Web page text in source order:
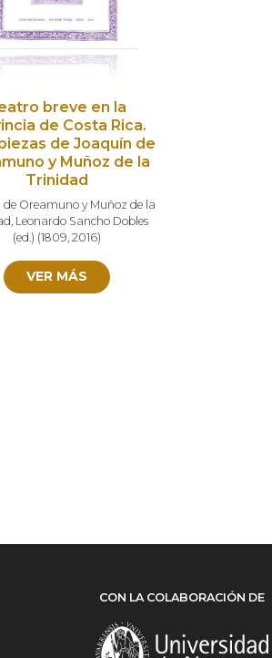
breve en la
de Costa Rica.
de Joaquín de
y Muñoz de la
Trinidad
de Oreamuno y Muñoz de la
, Leonardo Sancho Dobles
(ed.) (1809, 2016)
VER MÁS
CON LA COLABORACIÓN DE